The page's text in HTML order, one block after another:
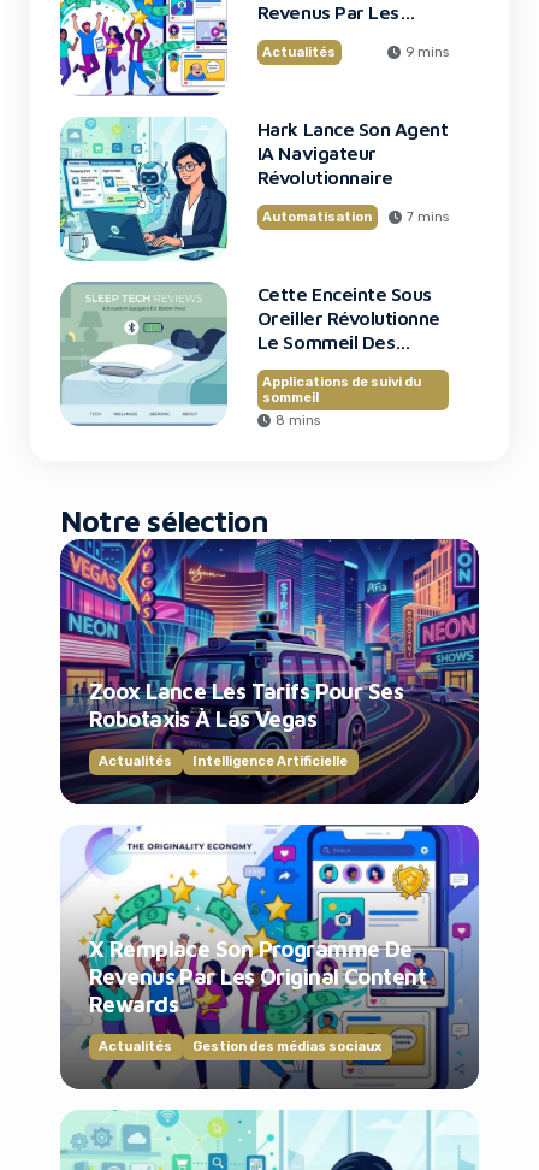
Revenus Par Les
Original Content
Rewards
Actualités 9 mins
Hark Lance Son Agent
IA Navigateur
Révolutionnaire
Automatisation 7 mins
Cette Enceinte Sous
Oreiller Révolutionne
Le Sommeil Des
Entrepreneurs
Applications de suivi du
sommeil
8 mins
Notre sélection
Zoox Lance Les Tarifs Pour Ses
Robotaxis À Las Vegas
Actualités Intelligence Artificielle
X Remplace Son Programme De
Revenus Par Les Original Content
Rewards
Actualités Gestion des médias sociaux